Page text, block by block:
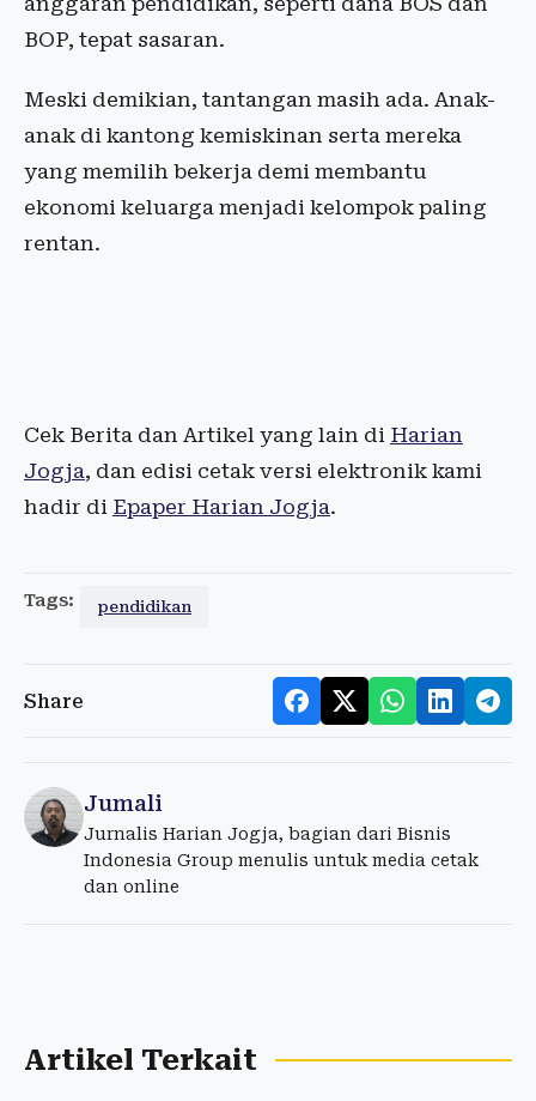
BOP, tepat sasaran.
Meski demikian, tantangan masih ada. Anak-
anak di kantong kemiskinan serta mereka
yang memilih bekerja demi membantu
ekonomi keluarga menjadi kelompok paling
rentan.
Cek Berita dan Artikel yang lain di Harian
Jogja, dan edisi cetak versi elektronik kami
hadir di Epaper Harian Jogja.
Tags: pendidikan
Share
Jumali
Jurnalis Harian Jogja, bagian dari Bisnis
Indonesia Group menulis untuk media cetak
dan online
Artikel Terkait